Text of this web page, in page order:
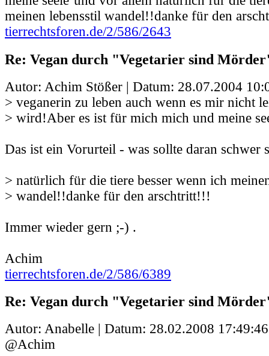
meinen lebensstil wandel!!danke für den
tierrechtsforen.de/2/586/2643
Re: Vegan durch "Vegetarier sind
Autor: Achim Stößer | Datum: 28.07.2004
> veganerin zu leben auch wenn es mir nicht
> wird!Aber es ist für mich mich und meine
Das ist ein Vorurteil - was sollte daran schwer
> natürlich für die tiere besser wenn ich
> wandel!!danke für den arschtritt!!!
Immer wieder gern ;-) .
Achim
tierrechtsforen.de/2/586/6389
Re: Vegan durch "Vegetarier sind
Autor: Anabelle | Datum: 28.02.2008 17:49:46
@Achim